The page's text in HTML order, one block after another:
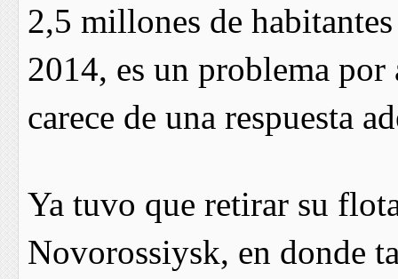
2,5 millones de
2014, es un problema
carece de una respuesta
Ya tuvo que retirar su
Novorossiysk, en donde